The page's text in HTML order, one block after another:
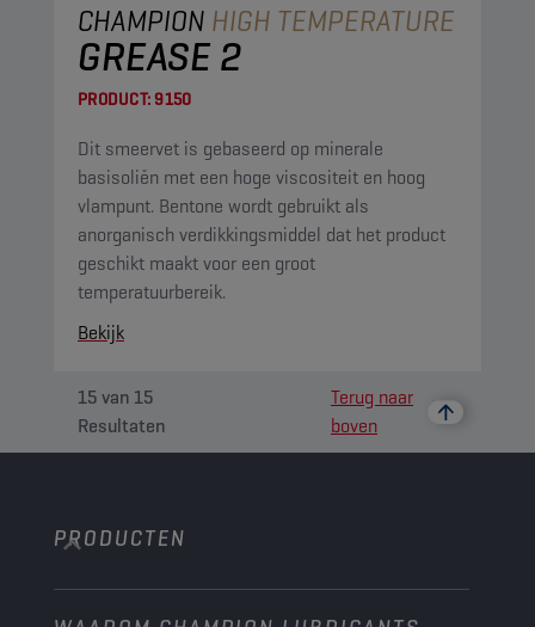
CHAMPION HIGH TEMPERATURE
GREASE 2
PRODUCT:9150
Dit smeervet is gebaseerd op minerale
basisoliën met een hoge viscositeit en hoog
vlampunt. Bentone wordt gebruikt als
anorganisch verdikkingsmiddel dat het product
geschikt maakt voor een groot
temperatuurbereik.
Bekijk
15van 15
Resultaten
Terug naar
boven
PRODUCTEN